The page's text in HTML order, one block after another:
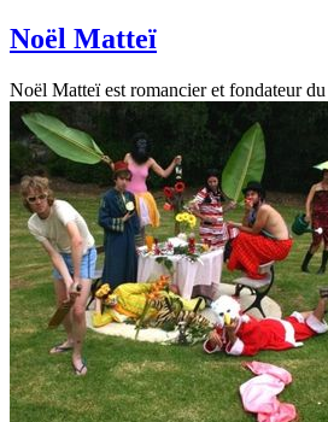
Noël Matteï
Noël Matteï est romancier et fondateur